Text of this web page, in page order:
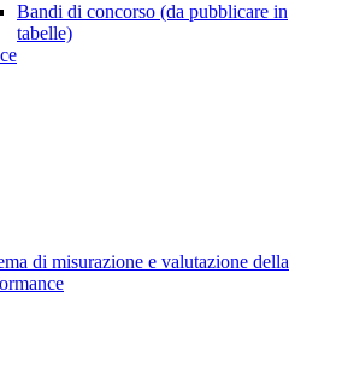
Bandi di concorso (da pubblicare in
tabelle)
di misurazione e valutazione della